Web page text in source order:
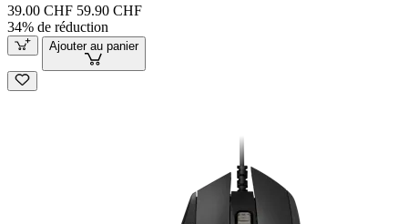
39.00 CHF 59.90 CHF
34% de réduction
Ajouter au panier